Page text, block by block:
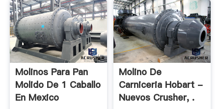
Molinos Para Pan
Molido De 1 Caballo
En Mexico
Molino De
Carniceria Hobart -
Nuevos Crusher, .